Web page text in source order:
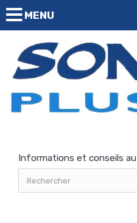
MENU
Informations et conseils au